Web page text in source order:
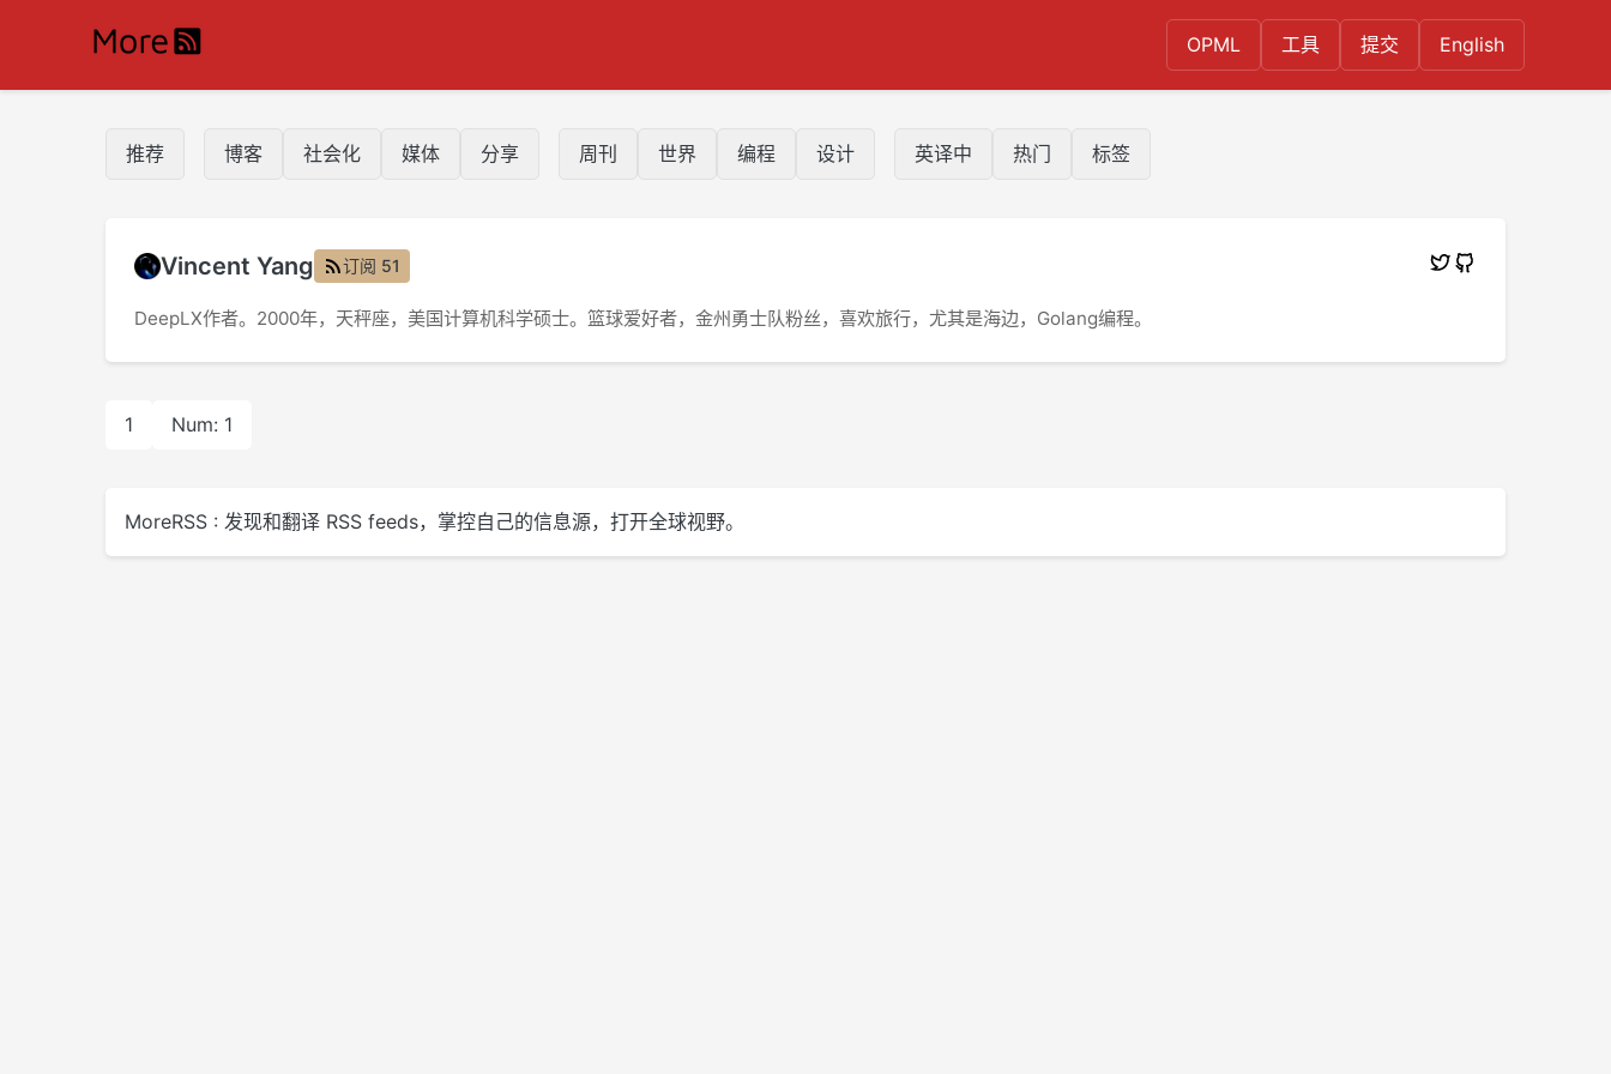
OPML 工具 提交 English
推荐 博客 社会化 媒体 分享 周刊 世界 编程 设计 英译中 热门 标签
Vincent Yang 订阅 51
DeepLX作者。2000年，天秤座，美国计算机科学硕士。篮球爱好者，金州勇士队粉丝，喜欢旅行，尤其是海边，Golang编程。
1 Num: 1
MoreRSS : 发现和翻译 RSS feeds，掌控自己的信息源，打开全球视野。